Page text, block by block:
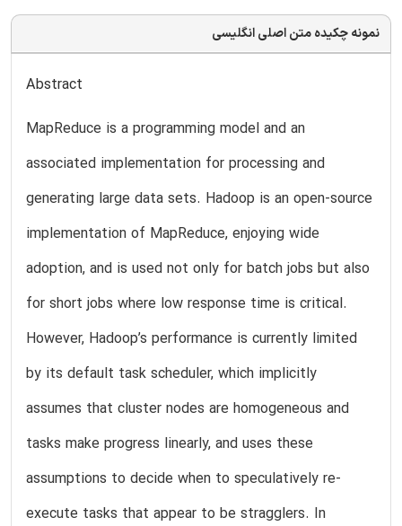
نمونه چکیده متن اصلی انگلیسی
Abstract
MapReduce is a programming model and an
associated implementation for processing and
generating large data sets. Hadoop is an open-source
implementation of MapReduce, enjoying wide
adoption, and is used not only for batch jobs but also
for short jobs where low response time is critical.
However, Hadoop’s performance is currently limited
by its default task scheduler, which implicitly
assumes that cluster nodes are homogeneous and
tasks make progress linearly, and uses these
assumptions to decide when to speculatively re-
execute tasks that appear to be stragglers. In